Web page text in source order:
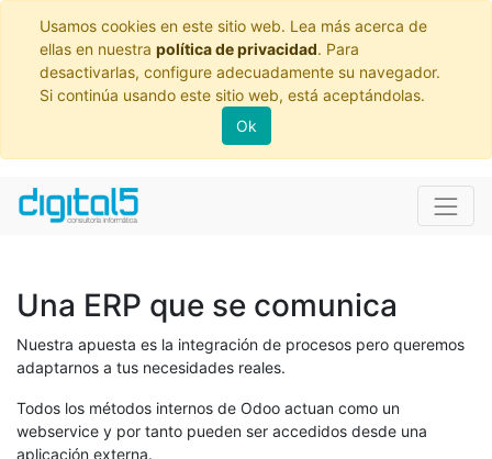
Usamos cookies en este sitio web. Lea más acerca de
ellas en nuestra política de privacidad. Para
desactivarlas, configure adecuadamente su navegador.
Si continúa usando este sitio web, está aceptándolas.
Ok
Una ERP que se comunica
Nuestra apuesta es la integración de procesos pero queremos
adaptarnos a tus necesidades reales.
Todos los métodos internos de Odoo actuan como un
webservice y por tanto pueden ser accedidos desde una
aplicación externa.